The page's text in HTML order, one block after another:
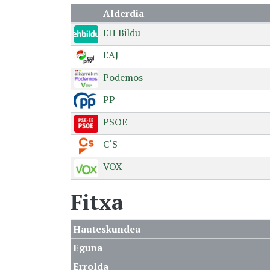
Alderdia
EH Bildu
EAJ
Podemos
PP
PSOE
C´S
VOX
Fitxa
Hauteskundea
Eguna
Errolda